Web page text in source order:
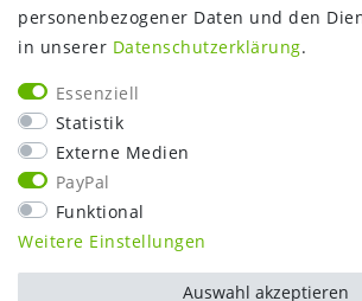
Kontakt
Mein Konto
Warenkorb
Kasse
Vorteile
personenbezogener Daten und den
in unserer Daten­schutz­erklärung.
Essenziell
Statistik
Externe Medien
PayPal
Funktional
Weitere Einstellungen
Auswahl akzeptieren